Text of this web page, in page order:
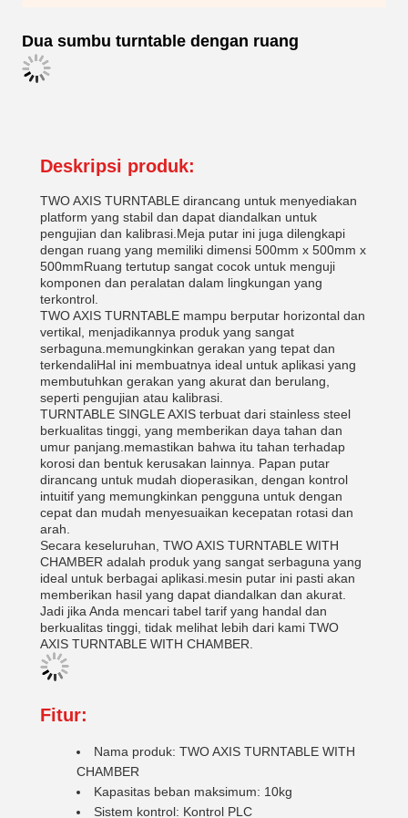
Dua sumbu turntable dengan ruang
Deskripsi produk:
TWO AXIS TURNTABLE dirancang untuk menyediakan
platform yang stabil dan dapat diandalkan untuk
pengujian dan kalibrasi.Meja putar ini juga dilengkapi
dengan ruang yang memiliki dimensi 500mm x 500mm x
500mmRuang tertutup sangat cocok untuk menguji
komponen dan peralatan dalam lingkungan yang
terkontrol.
TWO AXIS TURNTABLE mampu berputar horizontal dan
vertikal, menjadikannya produk yang sangat
serbaguna.memungkinkan gerakan yang tepat dan
terkendaliHal ini membuatnya ideal untuk aplikasi yang
membutuhkan gerakan yang akurat dan berulang,
seperti pengujian atau kalibrasi.
TURNTABLE SINGLE AXIS terbuat dari stainless steel
berkualitas tinggi, yang memberikan daya tahan dan
umur panjang.memastikan bahwa itu tahan terhadap
korosi dan bentuk kerusakan lainnya. Papan putar
dirancang untuk mudah dioperasikan, dengan kontrol
intuitif yang memungkinkan pengguna untuk dengan
cepat dan mudah menyesuaikan kecepatan rotasi dan
arah.
Secara keseluruhan, TWO AXIS TURNTABLE WITH
CHAMBER adalah produk yang sangat serbaguna yang
ideal untuk berbagai aplikasi.mesin putar ini pasti akan
memberikan hasil yang dapat diandalkan dan akurat.
Jadi jika Anda mencari tabel tarif yang handal dan
berkualitas tinggi, tidak melihat lebih dari kami TWO
AXIS TURNTABLE WITH CHAMBER.
Fitur:
Nama produk: TWO AXIS TURNTABLE WITH
CHAMBER
Kapasitas beban maksimum: 10kg
Sistem kontrol: Kontrol PLC